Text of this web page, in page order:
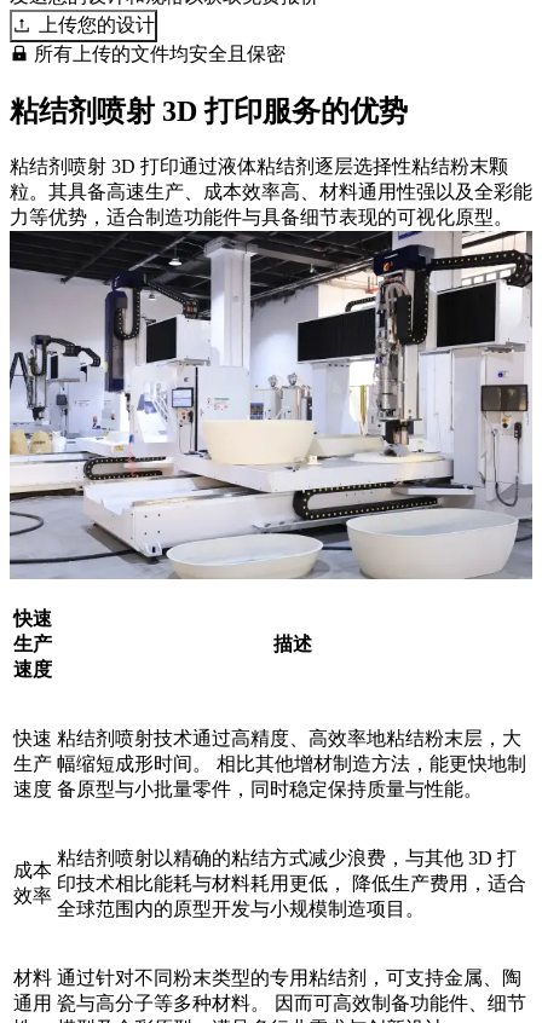
上传您的设计
所有上传的文件均安全且保密
粘结剂喷射 3D 打印服务的优势
粘结剂喷射 3D 打印通过液体粘结剂逐层选择性粘结粉末颗
粒。其具备高速生产、成本效率高、材料通用性强以及全彩能
力等优势，适合制造功能件与具备细节表现的可视化原型。
快速
生产
速度
描述
快速
生产
速度
粘结剂喷射技术通过高精度、高效率地粘结粉末层，大
幅缩短成形时间。 相比其他增材制造方法，能更快地制
备原型与小批量零件，同时稳定保持质量与性能。
成本
效率
粘结剂喷射以精确的粘结方式减少浪费，与其他 3D 打
印技术相比能耗与材料耗用更低， 降低生产费用，适合
全球范围内的原型开发与小规模制造项目。
材料
通用
通过针对不同粉末类型的专用粘结剂，可支持金属、陶
瓷与高分子等多种材料。 因而可高效制备功能件、细节